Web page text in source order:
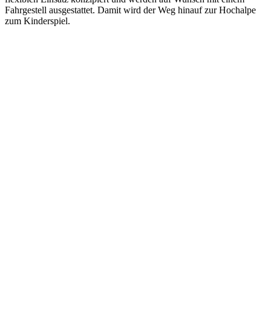
Fahrgestell ausgestattet. Damit wird der Weg hinauf zur Hochalpe
zum Kinderspiel.